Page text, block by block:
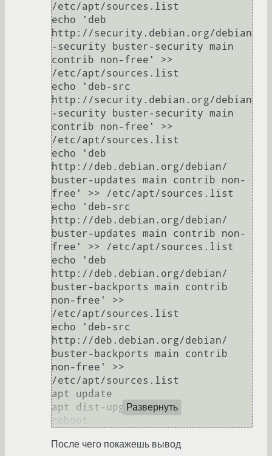
/etc/apt/sources.list
echo 'deb
http://security.debian.org/debian
-security buster-security main
contrib non-free' >>
/etc/apt/sources.list
echo 'deb-src
http://security.debian.org/debian
-security buster-security main
contrib non-free' >>
/etc/apt/sources.list
echo 'deb
http://deb.debian.org/debian/
buster-updates main contrib non-
free' >> /etc/apt/sources.list
echo 'deb-src
http://deb.debian.org/debian/
buster-updates main contrib non-
free' >> /etc/apt/sources.list
echo 'deb
http://deb.debian.org/debian/
buster-backports main contrib
non-free' >>
/etc/apt/sources.list
echo 'deb-src
http://deb.debian.org/debian/
buster-backports main contrib
non-free' >>
/etc/apt/sources.list
apt update
apt dist-upgrade
reboot
Развернуть
После чего покажешь вывод